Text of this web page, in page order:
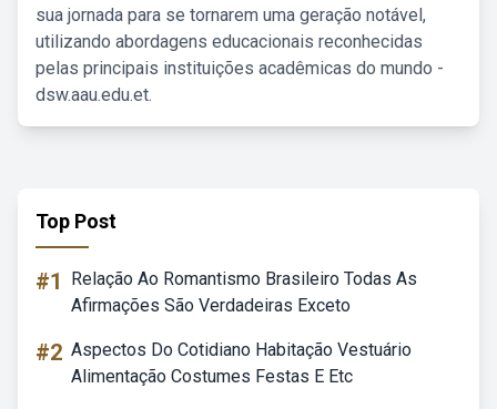
sua jornada para se tornarem uma geração notável,
utilizando abordagens educacionais reconhecidas
pelas principais instituições acadêmicas do mundo -
dsw.aau.edu.et.
Top Post
#1
Relação Ao Romantismo Brasileiro Todas As
Afirmações São Verdadeiras Exceto
#2 Aspectos Do Cotidiano Habitação Vestuário
Alimentação Costumes Festas E Etc